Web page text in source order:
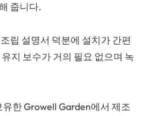
줍니다.
립 설명서 덕분에 설치가 간편
지 보수가 거의 필요 없으며 녹
한 Growell Garden에서 제조